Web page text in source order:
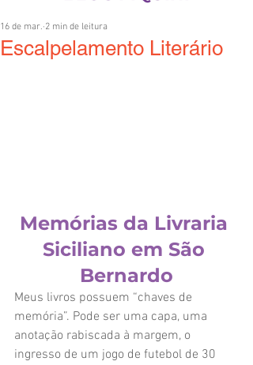
Escalpelamento Literário
16 de mar. 2 min de leitura
Memórias da Livraria
Siciliano em São
Bernardo
Meus livros possuem “chaves de
memória”. Pode ser uma capa, uma
anotação rabiscada à margem, o
ingresso de um jogo de futebol de 30